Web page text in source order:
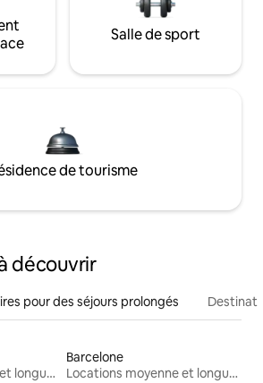
Salle de sport
de tourisme
découvrir
pour des séjours prolongés
Locations moyenne et longue durée
Barcelone
Locations moyenne et longue durée